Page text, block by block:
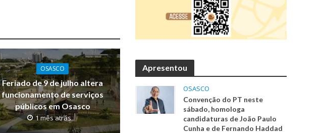
OSASCO
Feriado de 9 de julho altera
funcionamento de serviços
públicos em Osasco
1 mês atrás
Apresentou
OSASCO
Convenção do PT neste
sábado, homologa
candidaturas de João Paulo
Cunha e de Fernando Haddad